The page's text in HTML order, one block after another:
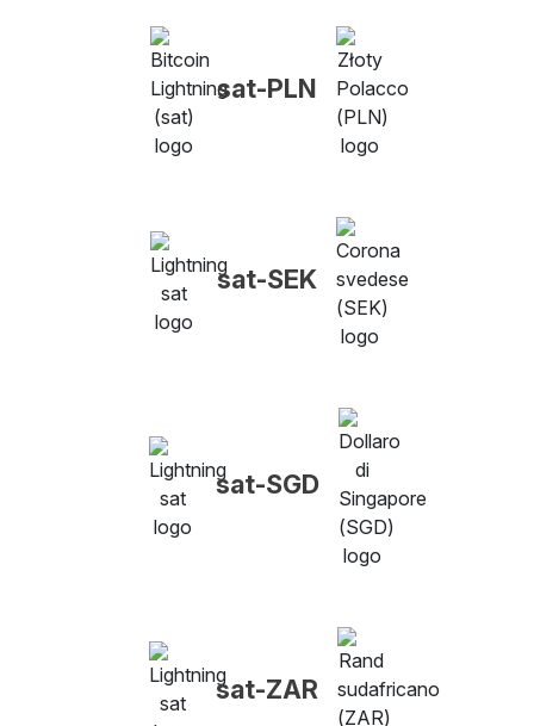
sat-PLN
sat-SEK
sat-SGD
sat-ZAR